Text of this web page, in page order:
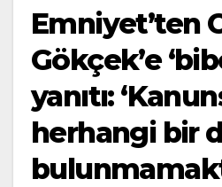
Emniyet’ten
Gökçek’e
yanıtı:
herhangi bir